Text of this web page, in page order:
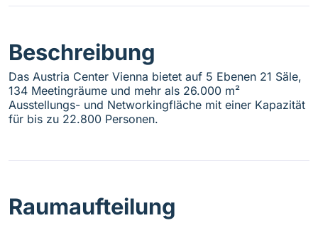
Beschreibung
Das Austria Center Vienna bietet auf 5 Ebenen 21 Säle,
134 Meetingräume und mehr als 26.000 m²
Ausstellungs- und Networkingfläche mit einer Kapazität
für bis zu 22.800 Personen.
Raumaufteilung